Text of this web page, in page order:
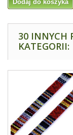
Dodaj do koszyka
30 INNYCH
KATEGORII: